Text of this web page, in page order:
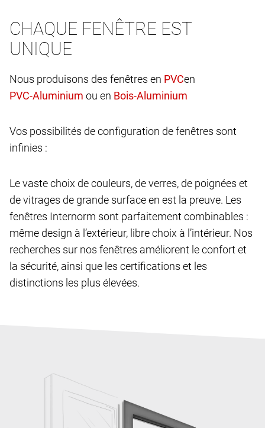
Accepter les cookies et continuer
CHAQUE FENÊTRE EST
UNIQUE
Nous produisons des fenêtres en
en
ou en
Vos possibilités de configuration de fenêtres sont
infinies :
Le vaste choix de couleurs, de verres, de poignées et
de vitrages de grande surface en est la preuve. Les
fenêtres Internorm sont parfaitement combinables :
même design à l’extérieur, libre choix à l’intérieur. Nos
recherches sur nos fenêtres améliorent le confort et
la sécurité, ainsi que les certifications et les
distinctions les plus élevées.